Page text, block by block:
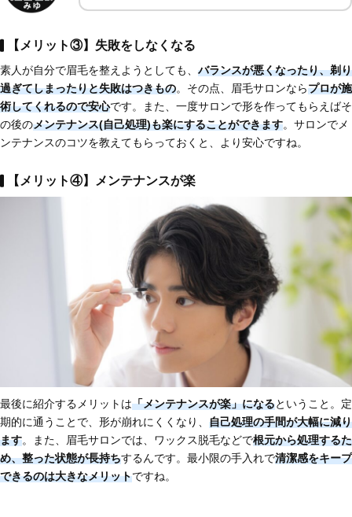
【メリット③】失敗をしなくなる
素人が自分で眉毛を整えようとしても、 バランスが悪くなったり、剃り
過ぎてしまったりと失敗はつきもの。その点、眉毛サロンならプロが施
術してくれるので安心です。また、一度サロンで形を作ってもらえばそ
の後のメンテナンス(自己処理)も楽にすることができます。サロンでメ
ンテナンスのコツを教えてもらっておくと、より安心ですね。
【メリット④】メンテナンスが楽
最後に紹介するメリットは「メンテナンスが楽」になるということ。定
期的に通うことで、形が崩れにくくなり、 自己処理の手間が大幅に減り
ます。また、眉毛サロンでは、ワックス脱毛などで根元から処理するた
め、整った状態が長持ちするんです。最小限の手入れで清潔感をキープ
できるのは大きなメリットですね。